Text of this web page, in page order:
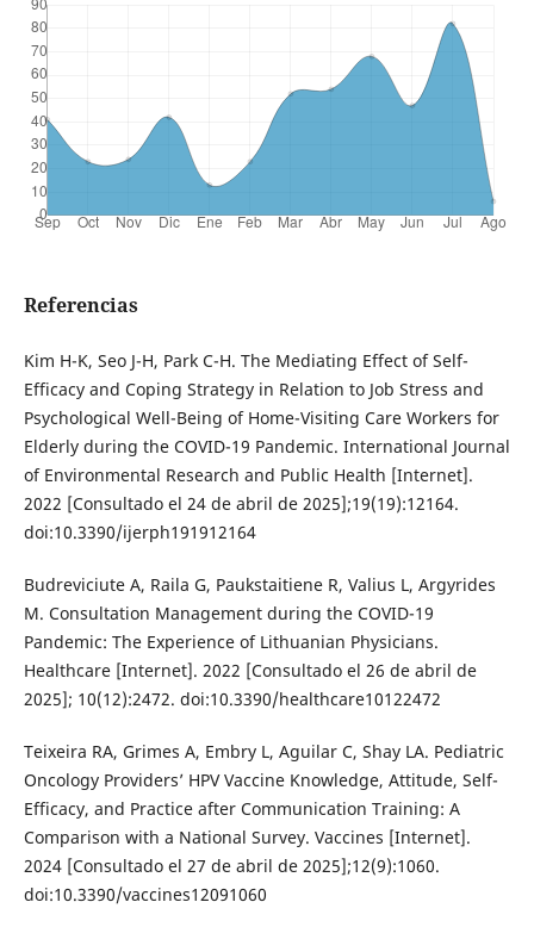
Referencias
Kim H-K, Seo J-H, Park C-H. The Mediating Effect of Self-
Efficacy and Coping Strategy in Relation to Job Stress and
Psychological Well-Being of Home-Visiting Care Workers for
Elderly during the COVID-19 Pandemic. International Journal
of Environmental Research and Public Health [Internet].
2022 [Consultado el 24 de abril de 2025];19(19):12164.
doi:10.3390/ijerph191912164
Budreviciute A, Raila G, Paukstaitiene R, Valius L, Argyrides
M. Consultation Management during the COVID-19
Pandemic: The Experience of Lithuanian Physicians.
Healthcare [Internet]. 2022 [Consultado el 26 de abril de
2025]; 10(12):2472. doi:10.3390/healthcare10122472
Teixeira RA, Grimes A, Embry L, Aguilar C, Shay LA. Pediatric
Oncology Providers’ HPV Vaccine Knowledge, Attitude, Self-
Efficacy, and Practice after Communication Training: A
Comparison with a National Survey. Vaccines [Internet].
2024 [Consultado el 27 de abril de 2025];12(9):1060.
doi:10.3390/vaccines12091060